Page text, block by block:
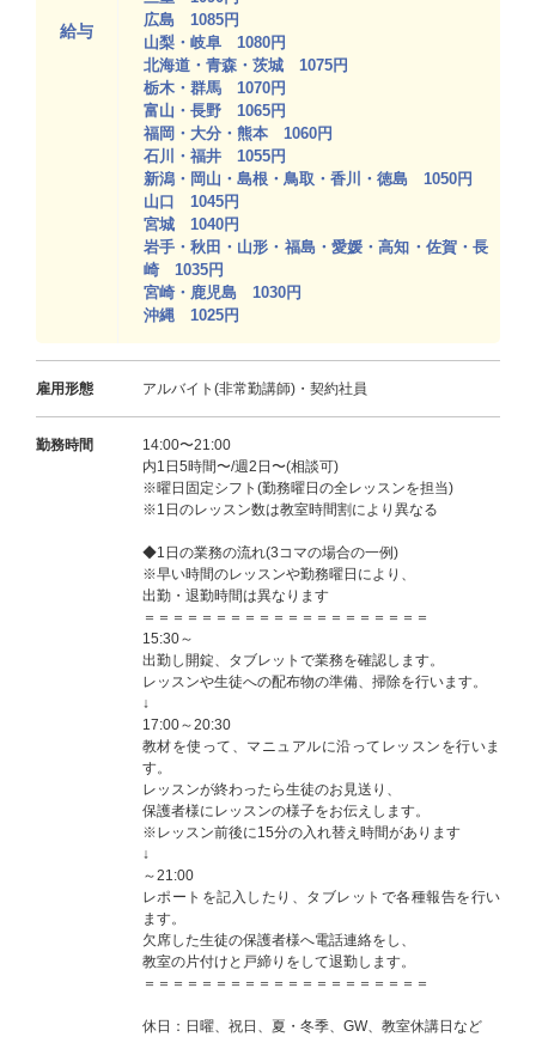
給与
広島 1085円
山梨・岐阜 1080円
北海道・青森・茨城 1075円
栃木・群馬 1070円
富山・長野 1065円
福岡・大分・熊本 1060円
石川・福井 1055円
新潟・岡山・島根・鳥取・香川・徳島 1050円
山口 1045円
宮城 1040円
岩手・秋田・山形・福島・愛媛・高知・佐賀・長
崎 1035円
宮崎・鹿児島 1030円
沖縄 1025円
雇用形態 アルバイト(非常勤講師)・契約社員
勤務時間
14:00〜21:00
内1日5時間〜/週2日〜(相談可)
※曜日固定シフト(勤務曜日の全レッスンを担当)
※1日のレッスン数は教室時間割により異なる
◆1日の業務の流れ(3コマの場合の一例)
※早い時間のレッスンや勤務曜日により、
出勤・退勤時間は異なります
＝＝＝＝＝＝＝＝＝＝＝＝＝＝＝＝＝＝＝＝
15:30～
出勤し開錠、タブレットで業務を確認します。
レッスンや生徒への配布物の準備、掃除を行います。
↓
17:00～20:30
教材を使って、マニュアルに沿ってレッスンを行いま
す。
レッスンが終わったら生徒のお見送り、
保護者様にレッスンの様子をお伝えします。
※レッスン前後に15分の入れ替え時間があります
↓
～21:00
レポートを記入したり、タブレットで各種報告を行い
ます。
欠席した生徒の保護者様へ電話連絡をし、
教室の片付けと戸締りをして退勤します。
＝＝＝＝＝＝＝＝＝＝＝＝＝＝＝＝＝＝＝＝
休日：日曜、祝日、夏・冬季、GW、教室休講日など